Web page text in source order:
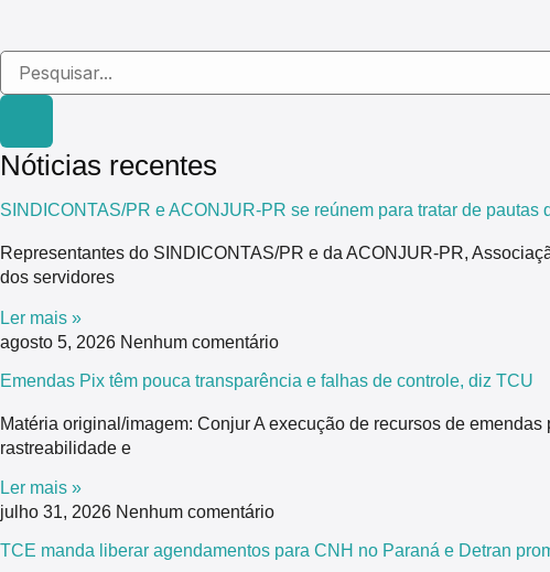
Nóticias recentes
SINDICONTAS/PR e ACONJUR-PR se reúnem para tratar de
Representantes do SINDICONTAS/PR e da ACONJUR-PR,
dos servidores
Ler mais »
agosto 5, 2026 Nenhum comentário
Emendas Pix têm pouca transparência e falhas de controle, diz TCU
Matéria original/imagem: Conjur A execução de recursos de
rastreabilidade e
Ler mais »
julho 31, 2026 Nenhum comentário
TCE manda liberar agendamentos para CNH no Paraná e Detran